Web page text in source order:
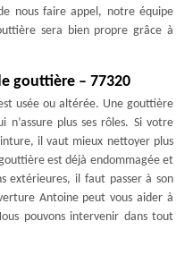
nous faire appel, notre équipe
sera bien propre grâce à
gouttière – 77320
usée ou altérée. Une gouttière
plus ses rôles. Si votre
il vaut mieux nettoyer plus
est déjà endommagée et
extérieures, il faut passer à son
Antoine peut vous aider à
pouvons intervenir dans tout